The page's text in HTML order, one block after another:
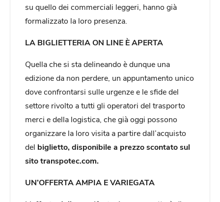
su quello dei commerciali leggeri, hanno già
formalizzato la loro presenza.
LA BIGLIETTERIA ON LINE È APERTA
Quella che si sta delineando è dunque una
edizione da non perdere, un appuntamento unico
dove confrontarsi sulle urgenze e le sfide del
settore rivolto a tutti gli operatori del trasporto
merci e della logistica, che già oggi possono
organizzare la loro visita a partire dall’acquisto
del biglietto, disponibile a prezzo scontato sul
sito transpotec.com.
UN’OFFERTA AMPIA E VARIEGATA